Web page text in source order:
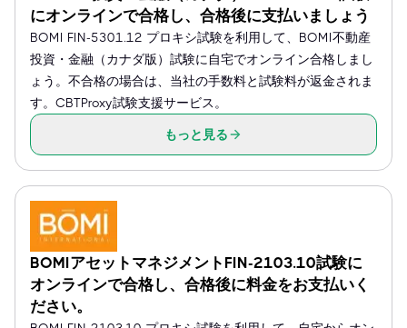
にオンラインで合格し、合格後に支払いましょう
BOMI FIN-5301.12 プロキシ試験を利用して、BOMI不動産
投資・金融（カナダ版）試験に自宅でオンライン合格しまし
ょう。不合格の場合は、当社の手数料と試験料が返金されま
す。CBTProxy試験支援サービス。
もっと見る
BOMIアセットマネジメントFIN-2103.10試験に
オンラインで合格し、合格後に料金をお支払いく
ださい。